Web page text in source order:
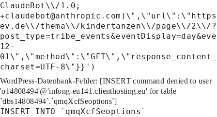
ClaudeBot\\/1.0;
ev.de\\/thema\\/kindertanzen\\/page\\/2\\/?
12-
charset=UTF-8\"}}')
WordPress-Datenbank-Fehler: [INSERT command denied to user
'o14808494'@'infong-eu141.clienthosting.eu' for table
`dbs14808494`.`qmqXcfSeoptions`]
INSERT INTO `qmqXcfSeoptions`